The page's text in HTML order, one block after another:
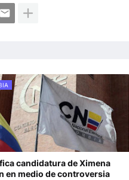
candidatura de Ximena
en medio de controversia